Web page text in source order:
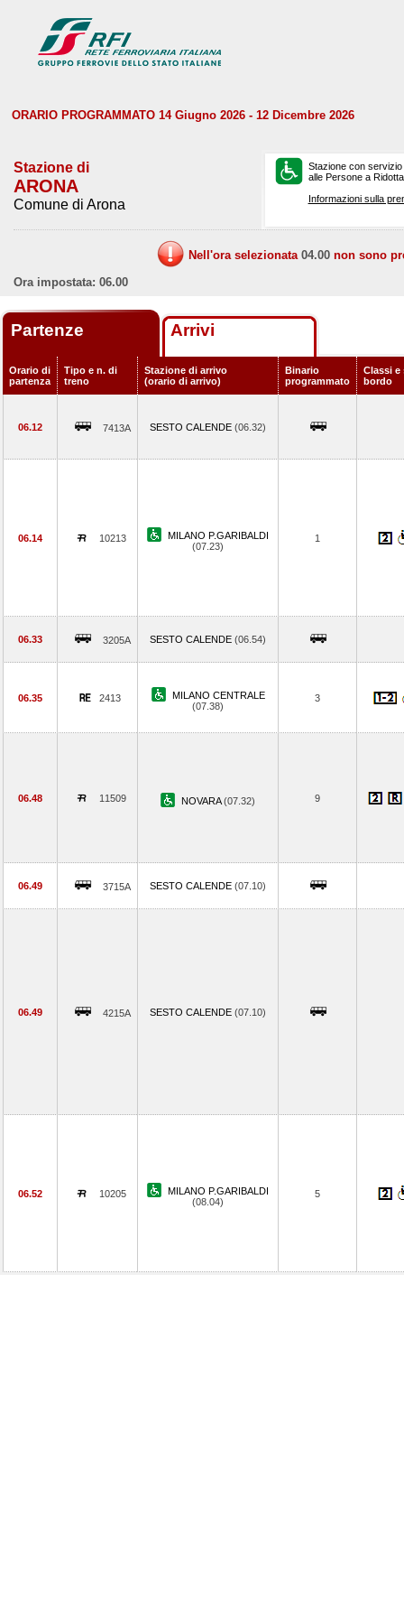
ORARIO PROGRAMMATO 14 Giugno 2026 - 12 Dicembre 2026
Stazione di
ARONA
Comune di Arona
Stazione con
alle Persone a
Informazioni sulla
Nell'ora selezionata 04.00 non sono
Ora impostata: 06.00
Partenze Arrivi
Orario di
partenza
Tipo e n. di
treno
Stazione di arrivo
(orario di arrivo)
Binario
programmato
Classi e
bordo
06.12 7413A SESTO CALENDE (06.32)
06.14 10213
MILANO P.GARIBALDI
(07.23)
1
06.33 3205A SESTO CALENDE (06.54)
06.35 2413
MILANO CENTRALE
(07.38)
3
06.48 11509 NOVARA(07.32) 9
06.49 3715A SESTO CALENDE (07.10)
06.49 4215A SESTO CALENDE (07.10)
06.52 10205
MILANO P.GARIBALDI
(08.04)
5